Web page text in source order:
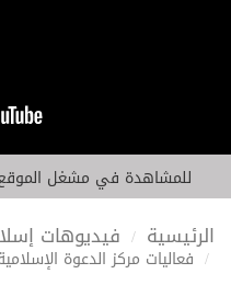
للمشاهدة في مشغل
الرئيسية فيديوهات
فعاليات مركز الدعوة